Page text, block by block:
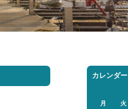
カレンダー
月
火